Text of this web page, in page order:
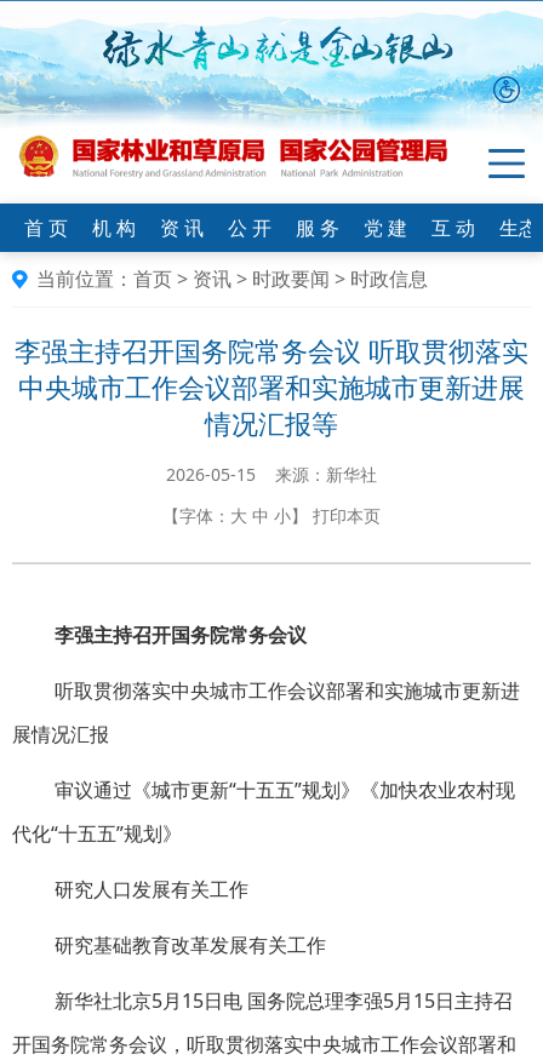
首 页 机 构 资 讯 公 开 服 务 党 建 互 动
生
当前位置： 首页> 资讯> 时政要闻 > 时政信息
李强主持召开国务院常务会议 听取贯彻落实
中央城市工作会议部署和实施城市更新进展
情况汇报等
2026-05-15 来源：新华社
【字体： 大 中 小】 打印本页
李强主持召开国务院常务会议
听取贯彻落实中央城市工作会议部署和实施城市更新进
展情况汇报
审议通过《城市更新“十五五”规划》《加快农业农村现
代化“十五五”规划》
研究人口发展有关工作
研究基础教育改革发展有关工作
新华社北京5月15日电 国务院总理李强5月15日主持召
开国务院常务会议，听取贯彻落实中央城市工作会议部署和